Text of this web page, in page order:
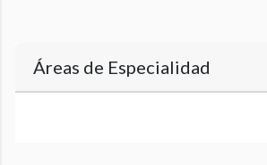
Áreas de Especialidad